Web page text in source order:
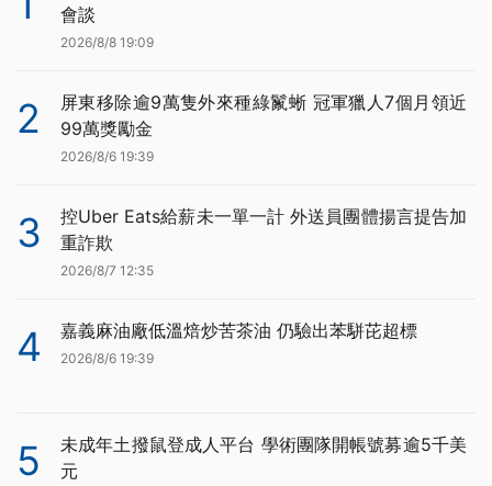
會談
2026/8/8 19:09
2
屏東移除逾9萬隻外來種綠鬣蜥 冠軍獵人7個月領近
99萬獎勵金
2026/8/6 19:39
3
控Uber Eats給薪未一單一計 外送員團體揚言提告加
重詐欺
2026/8/7 12:35
4 嘉義麻油廠低溫焙炒苦茶油 仍驗出苯駢芘超標
2026/8/6 19:39
5
未成年土撥鼠登成人平台 學術團隊開帳號募逾5千美
元